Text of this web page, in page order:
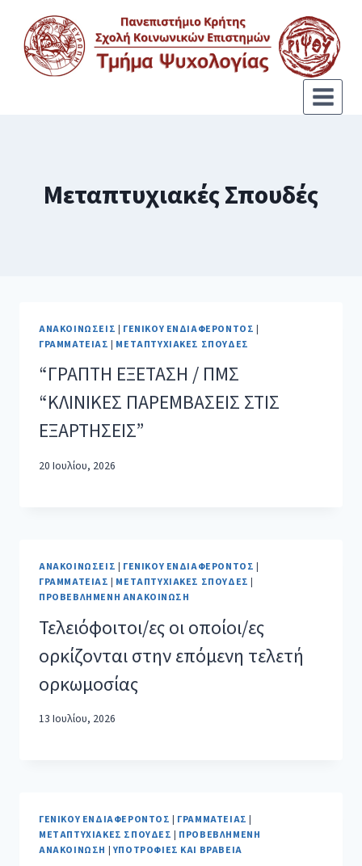
Μεταπτυχιακές Σπουδές
ΑΝΑΚΟΙΝΏΣΕΙΣ | ΓΕΝΙΚΟΎ ΕΝΔΙΑΦΈΡΟΝΤΟΣ |
ΓΡΑΜΜΑΤΕΊΑΣ | ΜΕΤΑΠΤΥΧΙΑΚΈΣ ΣΠΟΥΔΈΣ
“ΓΡΑΠΤΗ ΕΞΕΤΑΣΗ / ΠΜΣ
“ΚΛΙΝΙΚΕΣ ΠΑΡΕΜΒΑΣΕΙΣ ΣΤΙΣ
ΕΞΑΡΤΗΣΕΙΣ”
20 Ιουλίου, 2026
ΑΝΑΚΟΙΝΏΣΕΙΣ | ΓΕΝΙΚΟΎ ΕΝΔΙΑΦΈΡΟΝΤΟΣ |
ΓΡΑΜΜΑΤΕΊΑΣ | ΜΕΤΑΠΤΥΧΙΑΚΈΣ ΣΠΟΥΔΈΣ |
ΠΡΟΒΕΒΛΗΜΈΝΗ ΑΝΑΚΟΊΝΩΣΗ
Τελειόφοιτοι/ες οι οποίοι/ες
ορκίζονται στην επόμενη τελετή
ορκωμοσίας
13 Ιουλίου, 2026
ΓΕΝΙΚΟΎ ΕΝΔΙΑΦΈΡΟΝΤΟΣ ΓΡΑΜΜΑΤΕΊΑΣ
ΜΕΤΑΠΤΥΧΙΑΚΈΣ ΣΠΟΥΔΈΣ
ΠΡΟΒΕΒΛΗΜΈΝΗ
ΑΝΑΚΟΊΝΩΣΗ |ΥΠΟΤΡΟΦΊΕΣ ΚΑΙ ΒΡΑΒΕΊΑ